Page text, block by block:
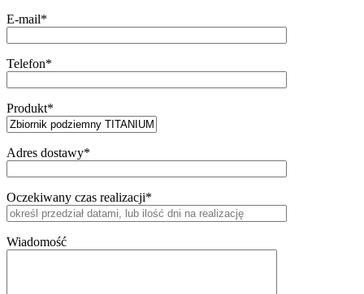
E-mail*
Telefon*
Produkt*
Adres dostawy*
Oczekiwany czas realizacji*
Wiadomość